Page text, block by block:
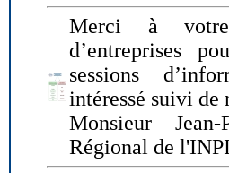
Merci à
d’entreprises
sessions
intéressé suivi de
Monsieur
Régional de